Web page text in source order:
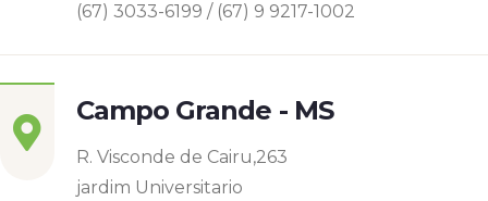
(67) 3033-6199 / (67) 9 9217-1002
Campo Grande - MS
R. Visconde de Cairu,263
jardim Universitario